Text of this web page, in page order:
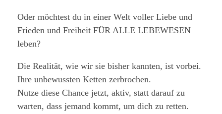
Oder möchtest du in einer Welt voller Liebe und
Frieden und Freiheit FÜR ALLE LEBEWESEN
leben?
Die Realität, wie wir sie bisher kannten, ist vorbei.
Ihre unbewussten Ketten zerbrochen.
Nutze diese Chance jetzt, aktiv, statt darauf zu
warten, dass jemand kommt, um dich zu retten.